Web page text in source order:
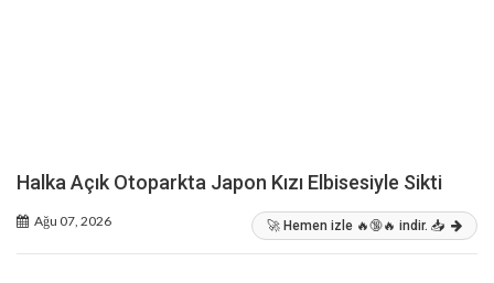
Halka Açık Otoparkta Japon Kızı Elbisesiyle Sikti
Ağu 07, 2026 🚀 Hemen izle 🔥🔞🔥 indir. 📥